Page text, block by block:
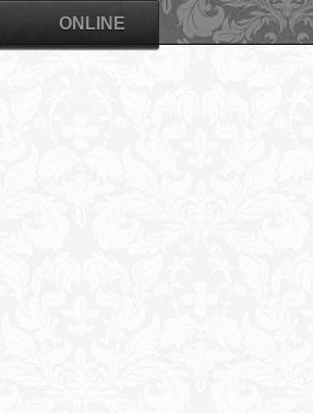
ONLINE